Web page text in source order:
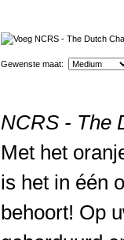
Gewenste maat:
NCRS - The
Met het
is het in één
behoort! Op